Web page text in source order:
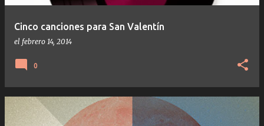
Cinco canciones para San Valentín
el febrero 14, 2014
0